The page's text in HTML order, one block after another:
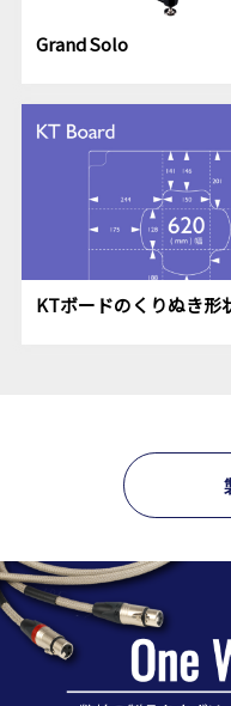
Grand Solo
KTボードのくりぬき形